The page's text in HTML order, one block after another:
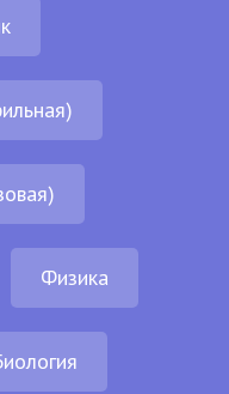
Физика